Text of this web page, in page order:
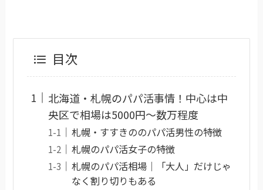
目次
北海道・札幌のパパ活事情！中心は中
央区で相場は5000円〜数万程度
札幌・すすきののパパ活男性の特徴
札幌のパパ活女子の特徴
札幌のパパ活相場｜「大人」だけじゃ
なく割り切りもある